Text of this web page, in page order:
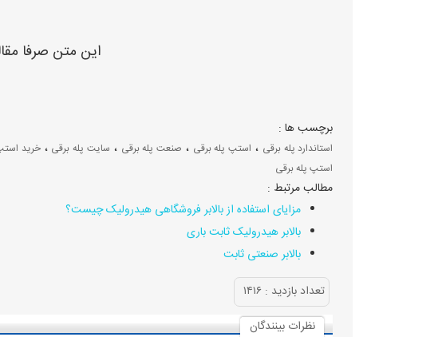
این متن صرفا
برچسب ها :
استاندارد پله برقی ، استپ پله برقی ، صنعت پله برقی ، سایت پله برقی ،خرید
استپ پله برقی
مطالب مرتبط :
مزایای استفاده از بالابر فروشگاهی هیدرولیک چیست؟
بالابر هیدرولیک ثابت باری
بالابر صنعتی ثابت
تعداد بازديد : ۱۴۱۶
نظرات بينندگان